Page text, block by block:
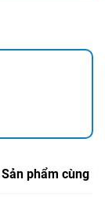
Sản phẩm cùng